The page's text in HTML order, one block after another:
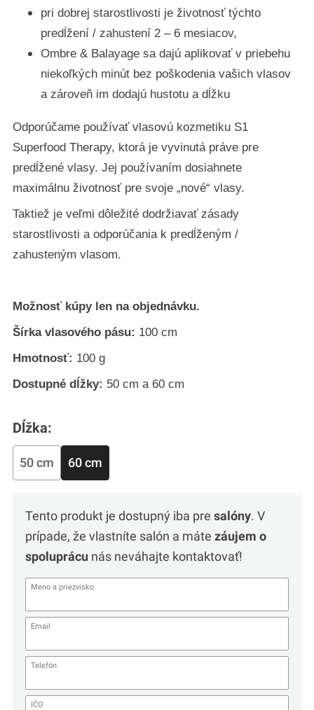
pri dobrej starostlivosti je životnosť týchto
predĺžení / zahustení 2 – 6 mesiacov,
Ombre & Balayage sa dajú aplikovať v priebehu
niekoľkých minút bez poškodenia vašich vlasov
a zároveň im dodajú hustotu a dĺžku
Odporúčame používať vlasovú kozmetiku S1
Superfood Therapy, ktorá je vyvinutá práve pre
predĺžené vlasy. Jej používaním dosiahnete
maximálnu životnosť pre svoje „nové“ vlasy.
Taktiež je veľmi dôležité dodržiavať zásady
starostlivosti a odporúčania k predĺženým /
zahusteným vlasom.
Možnosť kúpy len na objednávku.
Šírka vlasového pásu: 100 cm
Hmotnosť: 100 g
Dostupné dĺžky: 50 cm a 60 cm
Dĺžka:
50 cm 60 cm
Tento produkt je dostupný iba pre salóny. V
prípade, že vlastníte salón a máte záujem o
spoluprácu nás neváhajte kontaktovať!